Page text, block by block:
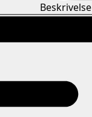
Beskrivelse